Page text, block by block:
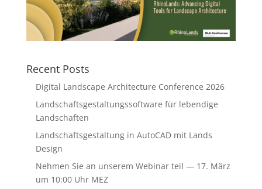
Recent Posts
Digital Landscape Architecture Conference 2026
Landschaftsgestaltungssoftware für lebendige
Landschaften
Landschaftsgestaltung in AutoCAD mit Lands
Design
Nehmen Sie an unserem Webinar teil — 17. März
um 10:00 Uhr MEZ